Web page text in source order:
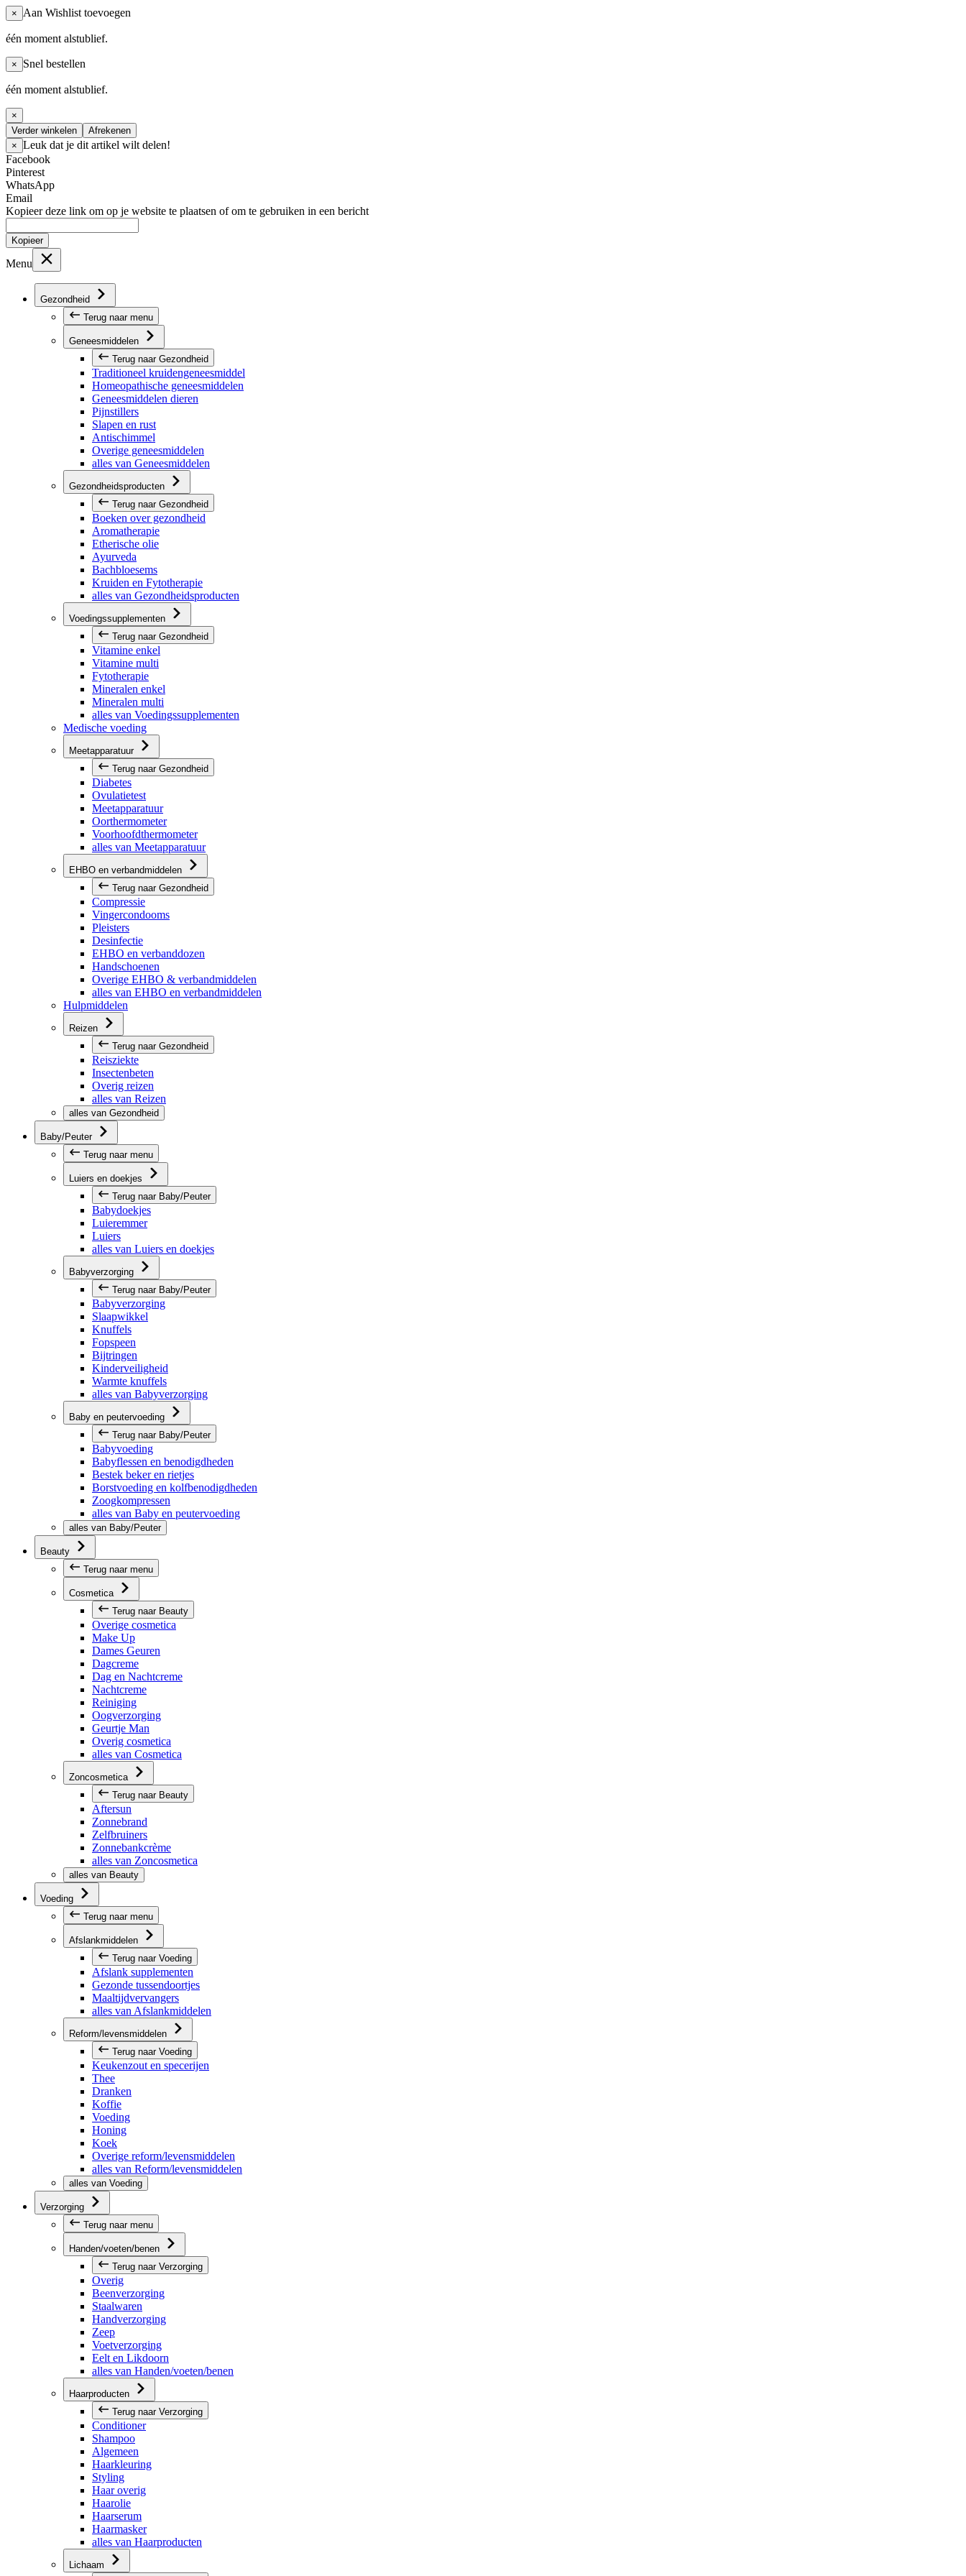
× Aan Wishlist toevoegen
één moment alstublief.
× Snel bestellen
één moment alstublief.
×
Verder winkelen
Afrekenen
× Leuk dat je dit artikel wilt delen!
Facebook
Pinterest
WhatsApp
Email
Kopieer deze link om op je website te plaatsen of om te gebruiken in een bericht
Kopieer
Menu
Gezondheid
Terug naar menu
Geneesmiddelen
Terug naar Gezondheid
Traditioneel kruidengeneesmiddel
Homeopathische geneesmiddelen
Geneesmiddelen dieren
Pijnstillers
Slapen en rust
Antischimmel
Overige geneesmiddelen
alles van Geneesmiddelen
Gezondheidsproducten
Terug naar Gezondheid
Boeken over gezondheid
Aromatherapie
Etherische olie
Ayurveda
Bachbloesems
Kruiden en Fytotherapie
alles van Gezondheidsproducten
Voedingssupplementen
Terug naar Gezondheid
Vitamine enkel
Vitamine multi
Fytotherapie
Mineralen enkel
Mineralen multi
alles van Voedingssupplementen
Medische voeding
Meetapparatuur
Terug naar Gezondheid
Diabetes
Ovulatietest
Meetapparatuur
Oorthermometer
Voorhoofdthermometer
alles van Meetapparatuur
EHBO en verbandmiddelen
Terug naar Gezondheid
Compressie
Vingercondooms
Pleisters
Desinfectie
EHBO en verbanddozen
Handschoenen
Overige EHBO & verbandmiddelen
alles van EHBO en verbandmiddelen
Hulpmiddelen
Reizen
Terug naar Gezondheid
Reisziekte
Insectenbeten
Overig reizen
alles van Reizen
alles van Gezondheid
Baby/Peuter
Terug naar menu
Luiers en doekjes
Terug naar Baby/Peuter
Babydoekjes
Luieremmer
Luiers
alles van Luiers en doekjes
Babyverzorging
Terug naar Baby/Peuter
Babyverzorging
Slaapwikkel
Knuffels
Fopspeen
Bijtringen
Kinderveiligheid
Warmte knuffels
alles van Babyverzorging
Baby en peutervoeding
Terug naar Baby/Peuter
Babyvoeding
Babyflessen en benodigdheden
Bestek beker en rietjes
Borstvoeding en kolfbenodigdheden
Zoogkompressen
alles van Baby en peutervoeding
alles van Baby/Peuter
Beauty
Terug naar menu
Cosmetica
Terug naar Beauty
Overige cosmetica
Make Up
Dames Geuren
Dagcreme
Dag en Nachtcreme
Nachtcreme
Reiniging
Oogverzorging
Geurtje Man
Overig cosmetica
alles van Cosmetica
Zoncosmetica
Terug naar Beauty
Aftersun
Zonnebrand
Zelfbruiners
Zonnebankcrème
alles van Zoncosmetica
alles van Beauty
Voeding
Terug naar menu
Afslankmiddelen
Terug naar Voeding
Afslank supplementen
Gezonde tussendoortjes
Maaltijdvervangers
alles van Afslankmiddelen
Reform/levensmiddelen
Terug naar Voeding
Keukenzout en specerijen
Thee
Dranken
Koffie
Voeding
Honing
Koek
Overige reform/levensmiddelen
alles van Reform/levensmiddelen
alles van Voeding
Verzorging
Terug naar menu
Handen/voeten/benen
Terug naar Verzorging
Overig
Beenverzorging
Staalwaren
Handverzorging
Zeep
Voetverzorging
Eelt en Likdoorn
alles van Handen/voeten/benen
Haarproducten
Terug naar Verzorging
Conditioner
Shampoo
Algemeen
Haarkleuring
Styling
Haar overig
Haarolie
Haarserum
Haarmasker
alles van Haarproducten
Lichaam